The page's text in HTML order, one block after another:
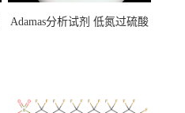
Adamas分析试剂 低氮过硫酸